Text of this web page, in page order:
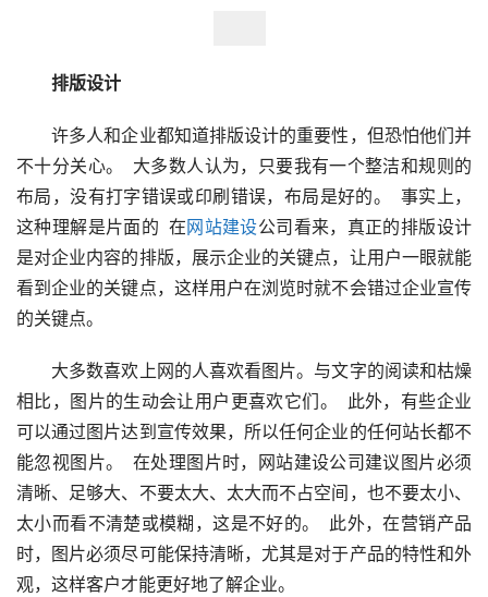
排版设计
许多人和企业都知道排版设计的重要性，但恐怕他们并
不十分关心。  大多数人认为，只要我有一个整洁和规则的
布局，没有打字错误或印刷错误，布局是好的。  事实上，
这种理解是片面的  在网站建设公司看来，真正的排版设计
是对企业内容的排版，展示企业的关键点，让用户一眼就能
看到企业的关键点，这样用户在浏览时就不会错过企业宣传
的关键点。
大多数喜欢上网的人喜欢看图片。与文字的阅读和枯燥
相比，图片的生动会让用户更喜欢它们。  此外，有些企业
可以通过图片达到宣传效果，所以任何企业的任何站长都不
能忽视图片。  在处理图片时，网站建设公司建议图片必须
清晰、足够大、不要太大、太大而不占空间，也不要太小、
太小而看不清楚或模糊，这是不好的。  此外，在营销产品
时，图片必须尽可能保持清晰，尤其是对于产品的特性和外
观，这样客户才能更好地了解企业。